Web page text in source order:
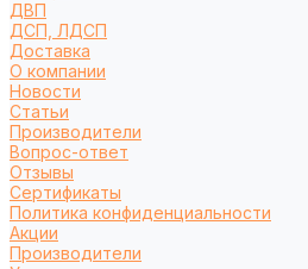
ДВП
ДСП, ЛДСП
Доставка
О компании
Новости
Статьи
Производители
Вопрос-ответ
Отзывы
Сертификаты
Политика конфиденциальности
Акции
Производители